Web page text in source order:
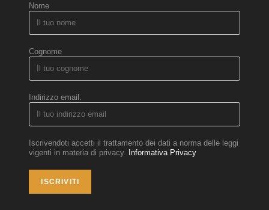
Nome
Cognome
Indirizzo email:
Iscrivendoti accetti il trattamento dei dati a norma delle leggi
vigenti in materia di privacy. Informativa Privacy